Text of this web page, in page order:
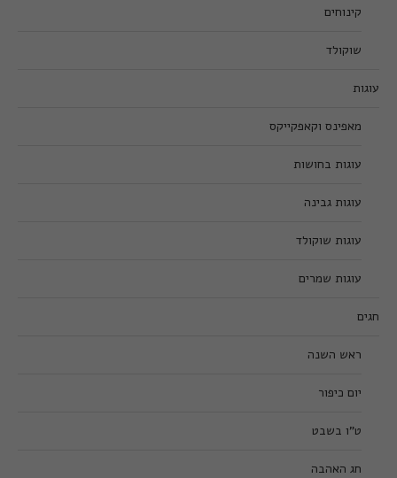
קינוחים
שוקולד
עוגות
מאפינס וקאפקייקס
עוגות בחושות
עוגות גבינה
עוגות שוקולד
עוגות שמרים
חגים
ראש השנה
יום כיפור
ט”ו בשבט
חג האהבה